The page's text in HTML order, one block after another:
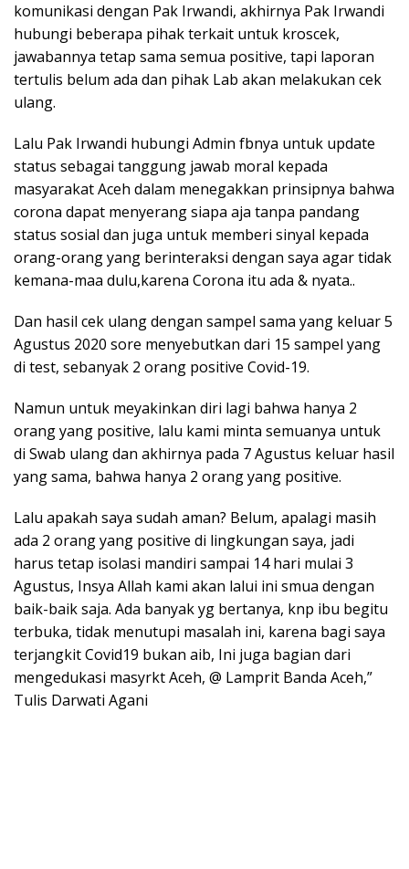
komunikasi dengan Pak Irwandi, akhirnya Pak Irwandi
hubungi beberapa pihak terkait untuk kroscek,
jawabannya tetap sama semua positive, tapi laporan
tertulis belum ada dan pihak Lab akan melakukan cek
ulang.
Lalu Pak Irwandi hubungi Admin fbnya untuk update
status sebagai tanggung jawab moral kepada
masyarakat Aceh dalam menegakkan prinsipnya bahwa
corona dapat menyerang siapa aja tanpa pandang
status sosial dan juga untuk memberi sinyal kepada
orang-orang yang berinteraksi dengan saya agar tidak
kemana-maa dulu,karena Corona itu ada & nyata..
Dan hasil cek ulang dengan sampel sama yang keluar 5
Agustus 2020 sore menyebutkan dari 15 sampel yang
di test, sebanyak 2 orang positive Covid-19.
Namun untuk meyakinkan diri lagi bahwa hanya 2
orang yang positive, lalu kami minta semuanya untuk
di Swab ulang dan akhirnya pada 7 Agustus keluar hasil
yang sama, bahwa hanya 2 orang yang positive.
Lalu apakah saya sudah aman? Belum, apalagi masih
ada 2 orang yang positive di lingkungan saya, jadi
harus tetap isolasi mandiri sampai 14 hari mulai 3
Agustus, Insya Allah kami akan lalui ini smua dengan
baik-baik saja. Ada banyak yg bertanya, knp ibu begitu
terbuka, tidak menutupi masalah ini, karena bagi saya
terjangkit Covid19 bukan aib, Ini juga bagian dari
mengedukasi masyrkt Aceh, @ Lamprit Banda Aceh,”
Tulis Darwati Agani